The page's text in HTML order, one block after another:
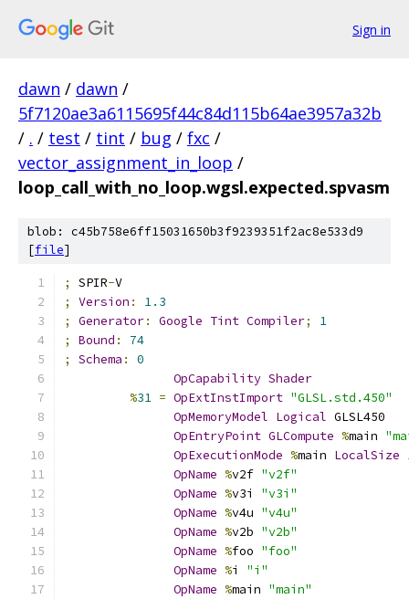
Sign in
dawn / dawn /
5f7120ae3a6115695f44c84d115b64ae3957a32b
/ . / test / tint / bug / fxc /
vector_assignment_in_loop /
loop_call_with_no_loop.wgsl.expected.spvasm
blob: c45b758e6ff15031650b3f9239351f2ac8e533d9
[file]
; SPIR-V
;
Version :
1.3
;
Generator: Google Tint Compiler;
1
;
Bound :
74
;
Schema :
0
OpCapability Shader
%31 = OpExtInstImport "GLSL.std.450"
OpMemoryModel Logical GLSL450
OpEntryPoint GLCompute %main
OpExecutionMode %main LocalSize
OpName %v2f "v2f"
OpName %v3i "v3i"
OpName %v4u "v4u"
OpName %v2b "v2b"
OpName %foo "foo"
OpName %i "i"
OpName %main "main"